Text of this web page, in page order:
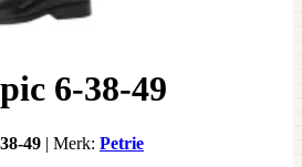
6-38-49
49 | Merk: Petrie